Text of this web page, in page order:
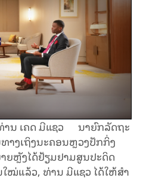
ານ ເຄດມີແຊວ ນາຍົກລັດຖະ
ທາງເຖິງນະຄອນຫຼວງປັກກິ່ງ
ຍຫຼັງໄດ້ຢ້ຽມຢາມສູນປະດິດ
ໃໝ່ແລ້ວ, ທ່ານມີແຊວ ໄດ້ໃຫ້ສຳ